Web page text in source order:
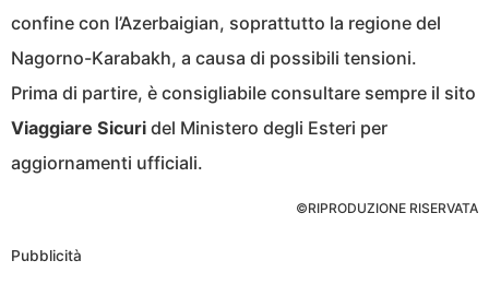
confine con l’Azerbaigian, soprattutto la regione del
Nagorno-Karabakh, a causa di possibili tensioni.
Prima di partire, è consigliabile consultare sempre il sito
Viaggiare Sicuri del Ministero degli Esteri per
aggiornamenti ufficiali.
©RIPRODUZIONE RISERVATA
Pubblicità